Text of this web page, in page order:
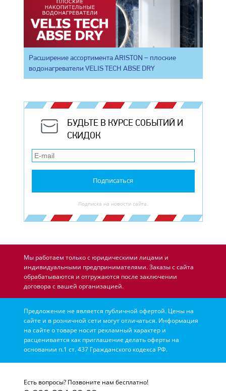
Расширение ассортимента ARISTON – плоские
водонагреватели VELIS TECH ABSE DRY
БУДЬТЕ В КУРСЕ СОБЫТИЙ И
СКИДОК
Подписаться
Подписка на новости сайта.
Мы работаем только с юридическими лицами и
индивидуальными предпринимателями. Заказы с сайта
обрабатываются и отгружаются после заключении
договора с вашей организацией.
Предложение не является публичной офертой. Цены на
сайте и в розничной сети могут отличаться. Информация
на сайте о товаре носит рекламный характер и
расценивается как приглашение делать оферты на
основании п.1 ст. 437 Гражданского кодекса РФ.
Есть вопросы? Позвоните нам бесплатно!